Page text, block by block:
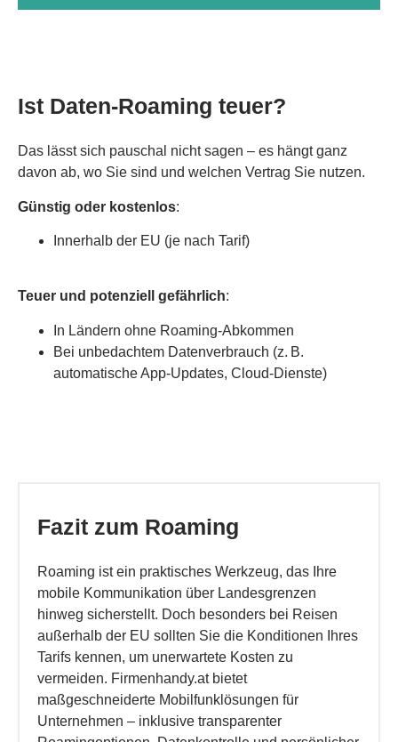
Ist Daten-Roaming teuer?
Das lässt sich pauschal nicht sagen – es hängt ganz
davon ab, wo Sie sind und welchen Vertrag Sie nutzen.
Günstig oder kostenlos:
Innerhalb der EU (je nach Tarif)
Teuer und potenziell gefährlich:
In Ländern ohne Roaming-Abkommen
Bei unbedachtem Datenverbrauch (z. B.
automatische App-Updates, Cloud-Dienste)
Fazit zum Roaming
Roaming ist ein praktisches Werkzeug, das Ihre
mobile Kommunikation über Landesgrenzen
hinweg sicherstellt. Doch besonders bei Reisen
außerhalb der EU sollten Sie die Konditionen Ihres
Tarifs kennen, um unerwartete Kosten zu
vermeiden. Firmenhandy.at bietet
maßgeschneiderte Mobilfunklösungen für
Unternehmen – inklusive transparenter